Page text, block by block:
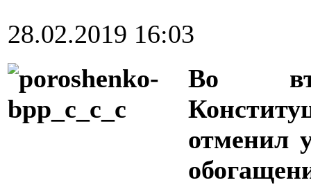
28.02.2019 16:03
Во
отменил